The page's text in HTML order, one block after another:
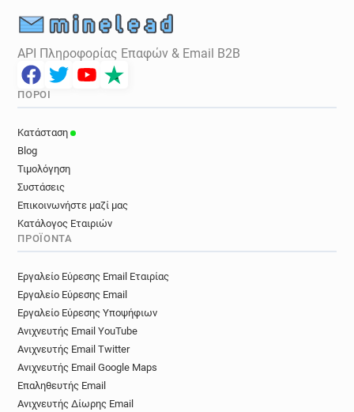
API Πληροφορίας Επαφών & Email B2B
ΠΌΡΟΙ
Κατάσταση
Blog
Τιμολόγηση
Συστάσεις
Επικοινωνήστε μαζί μας
Κατάλογος Εταιριών
ΠΡΟΪΌΝΤΑ
Εργαλείο Εύρεσης Email Εταιρίας
Εργαλείο Εύρεσης Email
Εργαλείο Εύρεσης Υποψήφιων
Ανιχνευτής Email YouTube
Ανιχνευτής Email Twitter
Ανιχνευτής Email Google Maps
Επαληθευτής Email
Ανιχνευτής Δίωρης Email